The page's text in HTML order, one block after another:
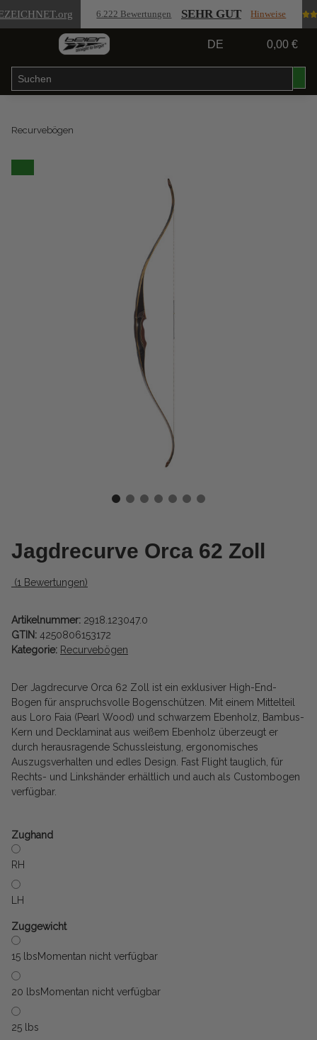
.org 6.222 Bewertungen SEHR GUT Hinweise
DE 0,00 €
Recurvebögen
Jagdrecurve Orca 62 Zoll
(1 Bewertungen)
Artikelnummer: 2918.123047.0
GTIN: 4250806153172
Kategorie: Recurvebögen
Der Jagdrecurve Orca 62 Zoll ist ein exklusiver High-End-
Bogen für anspruchsvolle Bogenschützen. Mit einem Mittelteil
aus Loro Faia (Pearl Wood) und schwarzem Ebenholz, Bambus-
Kern und Decklaminat aus weißem Ebenholz überzeugt er
durch herausragende Schussleistung, ergonomisches
Auszugsverhalten und edles Design. Fast Flight tauglich, für
Rechts- und Linkshänder erhältlich und auch als Custombogen
verfügbar.
Zughand
RH
LH
Zuggewicht
15 lbsMomentan nicht verfügbar
20 lbsMomentan nicht verfügbar
25 lbs